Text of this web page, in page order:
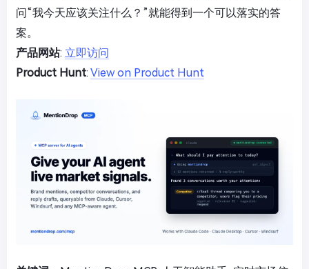
问“我今天应该关注什么？”就能得到一个可以落实的答
案。
产品网站: 立即访问
Product Hunt: View on Product Hunt